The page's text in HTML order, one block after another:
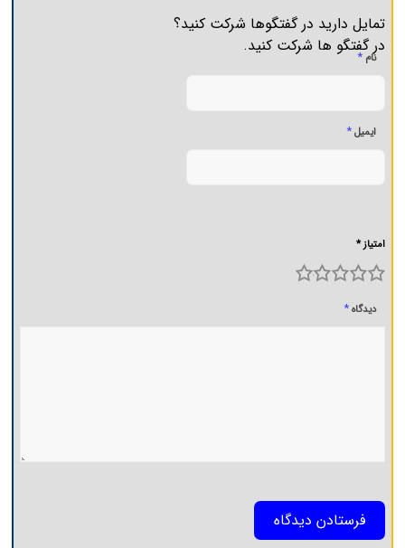
تمایل دارید در گفتگوها شرکت کنید؟
در گفتگو ها شرکت کنید.
نام*
ایمیل*
امتیاز *
4 3 2 1
دیدگاه*